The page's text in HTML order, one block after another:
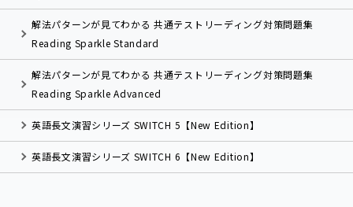
解法パターンが見てわかる 共通テストリーディング対策問題集
Reading Sparkle Standard
解法パターンが見てわかる 共通テストリーディング対策問題集
Reading Sparkle Advanced
英語長文演習シリーズ SWITCH 5【New Edition】
英語長文演習シリーズ SWITCH 6【New Edition】